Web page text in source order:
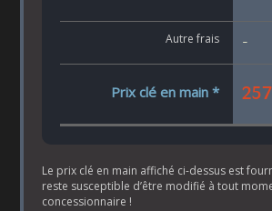
Autre frais -
Prix clé en main *
Le prix clé en main affiché ci-dessus est
reste susceptible d’être modifié à tout
concessionnaire !